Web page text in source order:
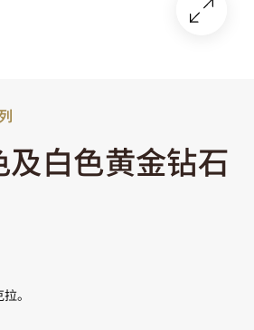
白色黄金钻石
。